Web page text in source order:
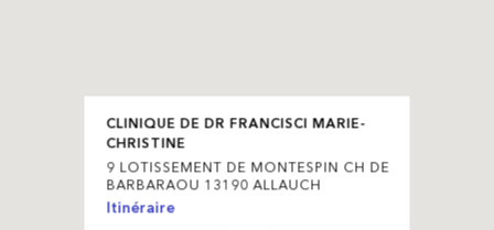
CLINIQUE DE DR FRANCISCI MARIE-
CHRISTINE
9 LOTISSEMENT DE MONTESPIN CH DE
BARBARAOU 13190 ALLAUCH
Itinéraire